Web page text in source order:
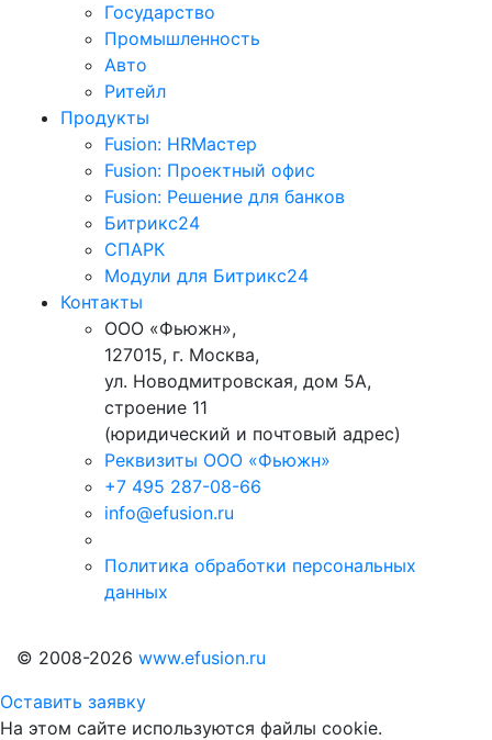
Государство
Промышленность
Авто
Ритейл
Продукты
Fusion: HRМастер
Fusion: Проектный офис
Fusion: Решение для банков
Битрикс24
СПАРК
Модули для Битрикс24
Контакты
ООО «Фьюжн»,
127015, г. Москва,
ул. Новодмитровская, дом 5А,
строение 11
(юридический и почтовый адрес)
Реквизиты ООО «Фьюжн»
+7 495 287-08-66
info@efusion.ru
Политика обработки персональных
данных
© 2008-2026 www.efusion.ru
Оставить заявку
На этом сайте используются файлы cookie.